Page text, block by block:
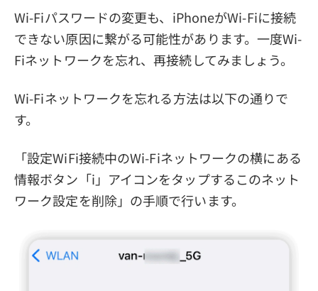
Wi-Fiパスワードの変更も、iPhoneがWi-Fiに接続
できない原因に繋がる可能性があります。一度Wi-
Fiネットワークを忘れ、再接続してみましょう。
Wi-Fiネットワークを忘れる方法は以下の通りで
す。
「設定WiFi接続中のWi-Fiネットワークの横にある
情報ボタン「i」アイコンをタップするこのネット
ワーク設定を削除」の手順で行います。